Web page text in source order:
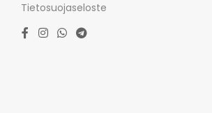
Tietosuojaseloste